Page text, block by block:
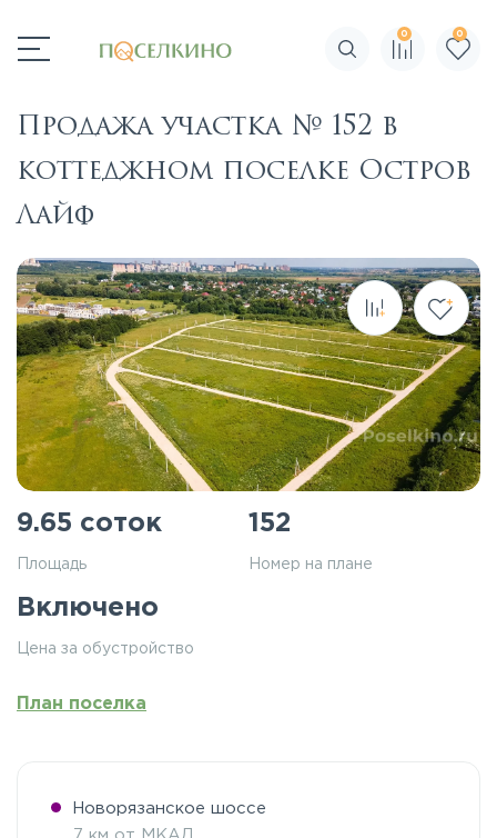
Поиск по сайту
0 0
Продажа участка № 152 в
коттеджном поселке Остров
Лайф
9.65 соток
Площадь
152
Номер на плане
Включено
Цена за обустройство
План поселка
Новорязанское шоссе